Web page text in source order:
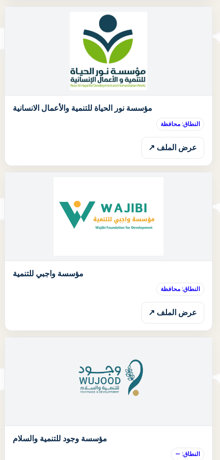
مؤسسة نور الحياة للتنمية والأعمال الانسانية
النطاق: محافظة
عرض الملف ↗
مؤسسة واجبي للتنمية
النطاق: محافظة
عرض الملف ↗
مؤسسة وجود للتنمية والسلام
النطاق: —